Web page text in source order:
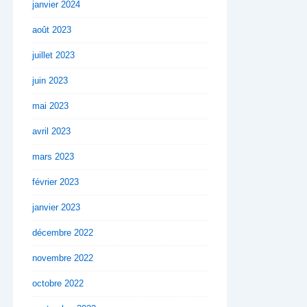
janvier 2024
août 2023
juillet 2023
juin 2023
mai 2023
avril 2023
mars 2023
février 2023
janvier 2023
décembre 2022
novembre 2022
octobre 2022